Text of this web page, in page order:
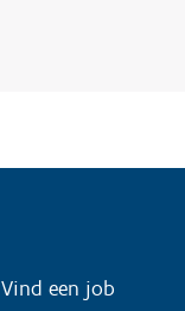
Vind een job